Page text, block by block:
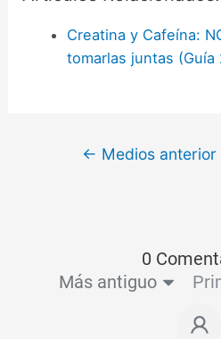
Creatina y Cafeína:
tomarlas juntas (Guía
← Medios anterior
0
Más antiguo